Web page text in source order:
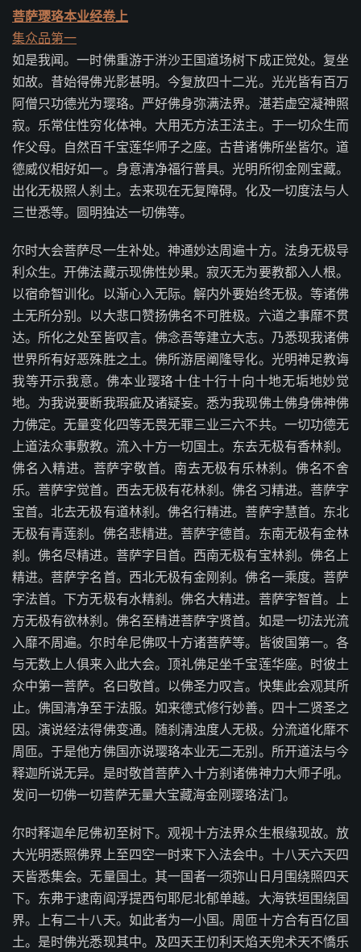
菩萨璎珞本业经卷上
集众品第一
如是我闻。一时佛重游于洴沙王国道场树下成正觉处。复坐
如故。昔始得佛光影甚明。今复放四十二光。光光皆有百万
阿僧只功德光为璎珞。严好佛身弥满法界。湛若虚空凝神照
寂。乐常住性穷化体神。大用无方法王法主。于一切众生而
作父母。自然百千宝莲华师子之座。古昔诸佛所坐皆尔。道
德威仪相好如一。身意清净福行普具。光明所彻金刚宝藏。
出化无极照人刹土。去来现在无复障碍。化及一切度法与人
三世悉等。圆明独达一切佛等。
尔时大会菩萨尽一生补处。神通妙达周遍十方。法身无极导
利众生。开佛法藏示现佛性妙果。寂灭无为要教都入人根。
以宿命智训化。以渐心入无际。解内外要始终无极。等诸佛
土无所分别。以大悲口赞扬佛名不可胜极。六道之事靡不贯
达。所化之处至皆叹言。佛念吾等建立大志。乃悉现我诸佛
世界所有好恶殊胜之土。佛所游居阐隆导化。光明神足教诲
我等开示我意。佛本业璎珞十住十行十向十地无垢地妙觉
地。为我说要断我瑕疵及诸疑妄。悉为我现佛土佛身佛神佛
力佛定。无量变化四等无畏无罪三业三六不共。一切功德无
上道法众事敷教。流入十方一切国土。东去无极有香林刹。
佛名入精进。菩萨字敬首。南去无极有乐林刹。佛名不舍
乐。菩萨字觉首。西去无极有花林刹。佛名习精进。菩萨字
宝首。北去无极有道林刹。佛名行精进。菩萨字慧首。东北
无极有青莲刹。佛名悲精进。菩萨字德首。东南无极有金林
刹。佛名尽精进。菩萨字目首。西南无极有宝林刹。佛名上
精进。菩萨字名首。西北无极有金刚刹。佛名一乘度。菩萨
字法首。下方无极有水精刹。佛名大精进。菩萨字智首。上
方无极有欲林刹。佛名至精进菩萨字贤首。如是一切法光流
入靡不周遍。尔时牟尼佛叹十方诸菩萨等。皆彼国第一。各
与无数上人俱来入此大会。顶礼佛足坐千宝莲华座。时彼土
众中第一菩萨。名曰敬首。以佛圣力叹言。快集此会观其所
止。佛国清净至于法服。如来德式修行妙善。四十二贤圣之
因。演说经法得佛变通。随刹清浊度人无极。分流道化靡不
周匝。于是他方佛国亦说璎珞本业无二无别。所开道法与今
释迦所说无异。是时敬首菩萨入十方刹诸佛神力大师子吼。
发问一切佛一切菩萨无量大宝藏海金刚璎珞法门。
尔时释迦牟尼佛初至树下。观视十方法界众生根缘现故。放
大光明悉照佛界上至四空一时来下入法会中。十八天六天四
天皆悉集会。无量国土。其一国者一须弥山日月围绕照四天
下。东弗于逮南阎浮提西句耶尼北郁单越。大海铁垣围绕国
界。上有二十八天。如此者为一小国。周匝十方合有百亿国
土。是时佛光悉现其中。及四天王忉利天焰天兜术天不憍乐